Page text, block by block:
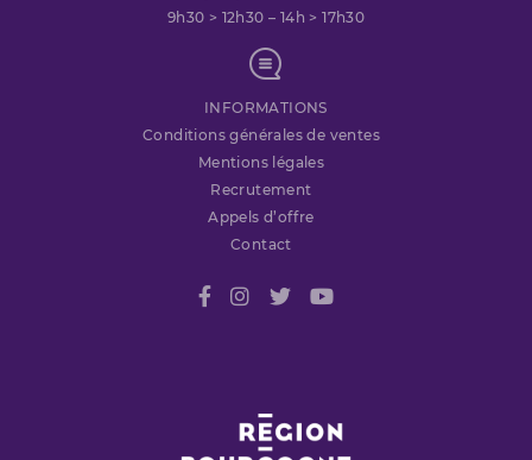
9h30 > 12h30 – 14h > 17h30
INFORMATIONS
Conditions générales de ventes
Mentions légales
Recrutement
Appels d’offre
Contact